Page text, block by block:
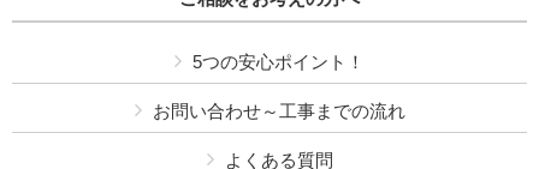
5つの安心ポイント！
お問い合わせ～工事までの流れ
よくある質問